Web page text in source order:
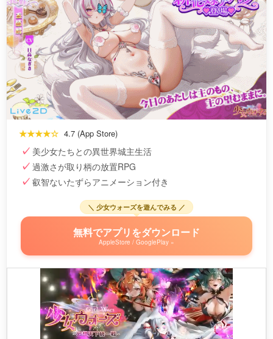
★★★★☆ 4.7 (App Store)
美少女たちとの異世界城主生活
過激さが取り柄の放置RPG
叡智ないたずらアニメーション付き
＼ 少女ウォーズを遊んでみる ／
無料でアプリをダウンロード
AppleStore / GooglePlay »